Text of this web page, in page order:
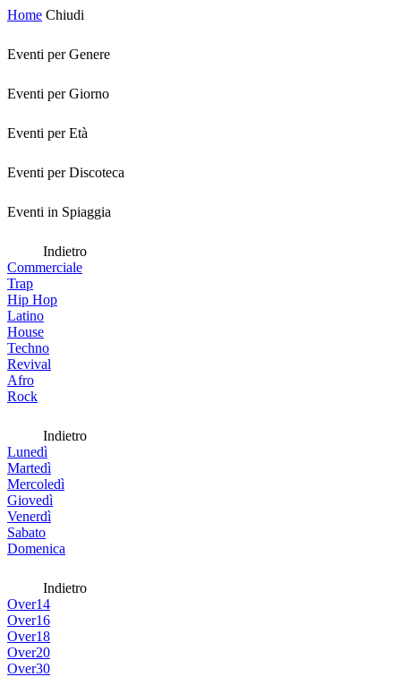
Home Chiudi
Eventi per Genere
Eventi per Giorno
Eventi per Età
Eventi per Discoteca
Eventi in Spiaggia
Indietro
Commerciale
Trap
Hip Hop
Latino
House
Techno
Revival
Afro
Rock
Indietro
Lunedì
Martedì
Mercoledì
Giovedì
Venerdì
Sabato
Domenica
Indietro
Over14
Over16
Over18
Over20
Over30